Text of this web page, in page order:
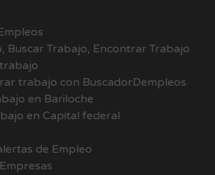
Buscar Trabajo, Encontrar Trabajo
trabajo con BuscadorDempleos
en Bariloche
en Capital federal
de Empleo